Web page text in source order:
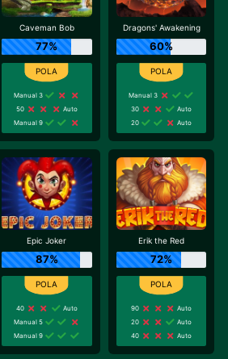
Caveman Bob
77%
Manual 3
50
Auto
Manual 9
Dragons' Awakening
60%
Manual 3
30
Auto
20
Auto
Epic Joker
87%
40
Auto
Manual 5
Manual 9
Erik the Red
72%
90
Auto
20
Auto
40
Auto